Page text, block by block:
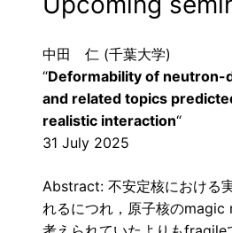
中田 仁 (千葉大学)
“Deformability of neutron-
and related topics
realistic interaction“
31 July 2025
Abstract: 不安定核における
れるにつれ，原子核のmagic